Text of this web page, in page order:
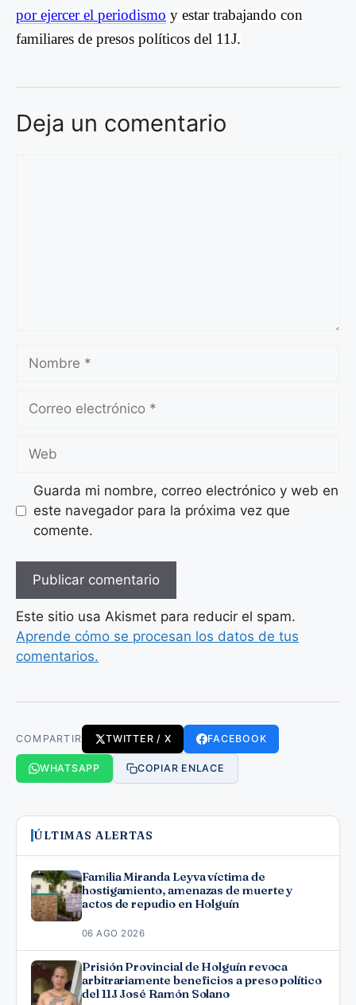
por ejercer el periodismo y estar trabajando con
familiares de presos políticos del 11J.
Deja un comentario
Nombre
Correo
Web
Guarda mi nombre, correo electrónico y web en
este navegador para la próxima vez que
comente.
Este sitio usa Akismet para reducir el spam.
Aprende cómo se procesan los datos de tus
comentarios.
COMPARTIR TWITTER / X FACEBOOK
WHATSAPP COPIAR ENLACE
ÚLTIMAS ALERTAS
Familia Miranda Leyva víctima de
hostigamiento, amenazas de muerte y
actos de repudio en Holguín
06 AGO 2026
Prisión Provincial de Holguín revoca
arbitrariamente beneficios a preso político
del 11J José Ramón Solano